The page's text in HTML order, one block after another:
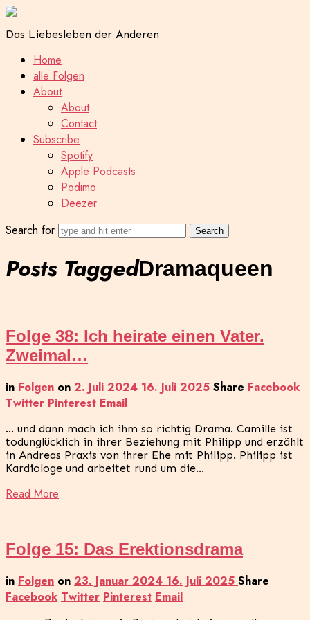
Das Liebesleben der Anderen
Home
alle Folgen
About
About
Contact
Subscribe
Spotify
Apple Podcasts
Podimo
Deezer
Search for
Posts TaggedDramaqueen
Folge 38: Ich heirate einen Vater.
Zweimal…
in Folgen on 2. Juli 2024 16. Juli 2025 Share Facebook
Twitter Pinterest Email
… und dann mach ich ihm so richtig Drama. Camille ist
todunglücklich in ihrer Beziehung mit Philipp und erzählt
in Andreas Praxis von ihrer Ehe mit Philipp. Philipp ist
Kardiologe und arbeitet rund um die…
Read More
Folge 15: Das Erektionsdrama
in Folgen on 23. Januar 2024 16. Juli 2025 Share
Facebook Twitter Pinterest Email